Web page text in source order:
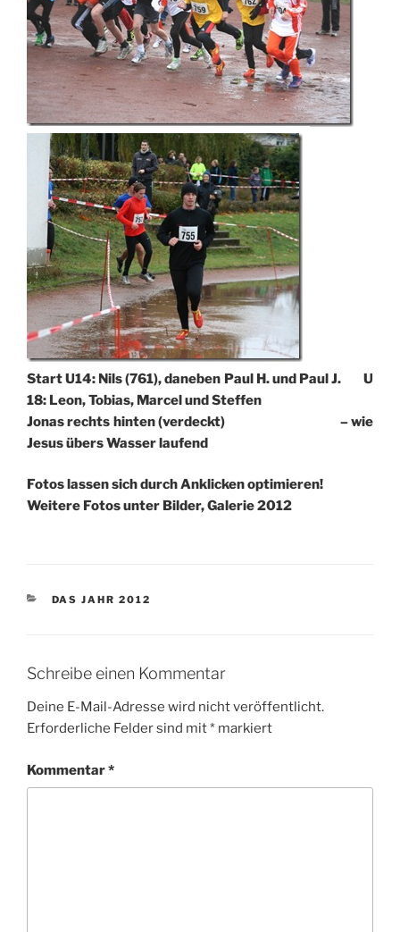
Start U14: Nils (761), daneben Paul H. und Paul J. U
18: Leon, Tobias, Marcel und Steffen
Jonas rechts hinten (verdeckt) – wie
Jesus übers Wasser laufend
Fotos lassen sich durch Anklicken optimieren!
Weitere Fotos unter Bilder, Galerie 2012
KATEGORIEN
DAS JAHR 2012
Schreibe einen Kommentar
Deine E-Mail-Adresse wird nicht veröffentlicht.
Erforderliche Felder sind mit* markiert
Kommentar*